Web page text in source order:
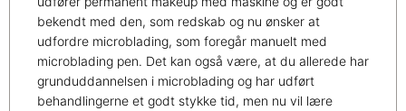
bekendt med den, som redskab og nu ønsker at
udfordre microblading, som foregår manuelt med
microblading pen. Det kan også være, at du allerede har
grunduddannelsen i microblading og har udført
behandlingerne et godt stykke tid, men nu vil lære